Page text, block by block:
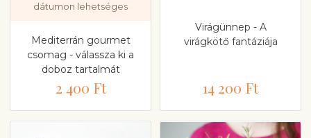
dátumon lehetséges
Mediterrán gourmet
csomag - válassza ki a
doboz tartalmát
2 400 Ft
Virágünnep - A
virágkötő fantáziája
14 200 Ft